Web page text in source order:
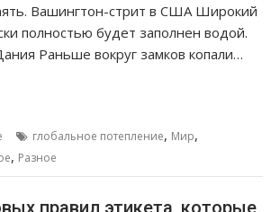
Вашингтон-стрит в США Широкий
полностью будет заполнен водой.
Раньше вокруг замков копали…
глобальное потепление, Мир,
, Разное
правил этикета, которые